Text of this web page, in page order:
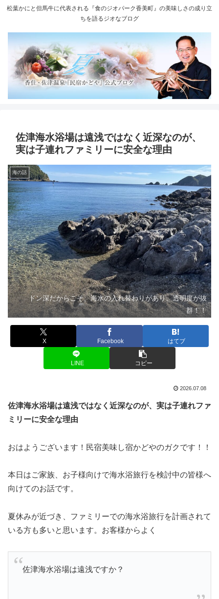
松葉かにと但馬牛に代表される『食のジオパーク香美町』の美味しさの成り立
ちを語るジオなブログ
佐津海水浴場は遠浅ではなく近深なのが、
実は子連れファミリーに安全な理由
海の話
ドン深だからこそ、海水の入れ替わりがあり、透明度が抜
群！！
X Facebook はてブ
LINE コピー
2026.07.08
佐津海水浴場は遠浅ではなく近深なのが、実は子連れファ
ミリーに安全な理由
おはようございます！民宿美味し宿かどやのガクです！！
本日はご家族、お子様向けで海水浴旅行を検討中の皆様へ
向けてのお話です。
夏休みが近づき、ファミリーでの海水浴旅行を計画されて
いる方も多いと思います。お客様からよく
佐津海水浴場は遠浅ですか？